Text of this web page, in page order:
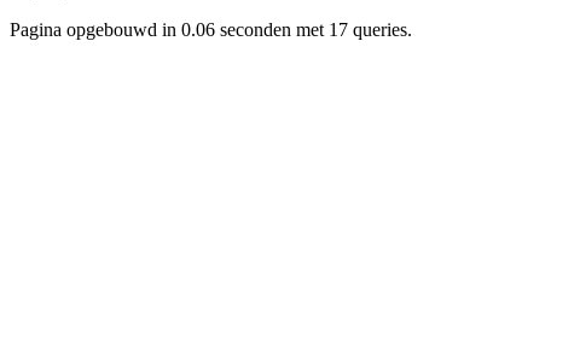
Pagina opgebouwd in 0.06 seconden met 17 queries.